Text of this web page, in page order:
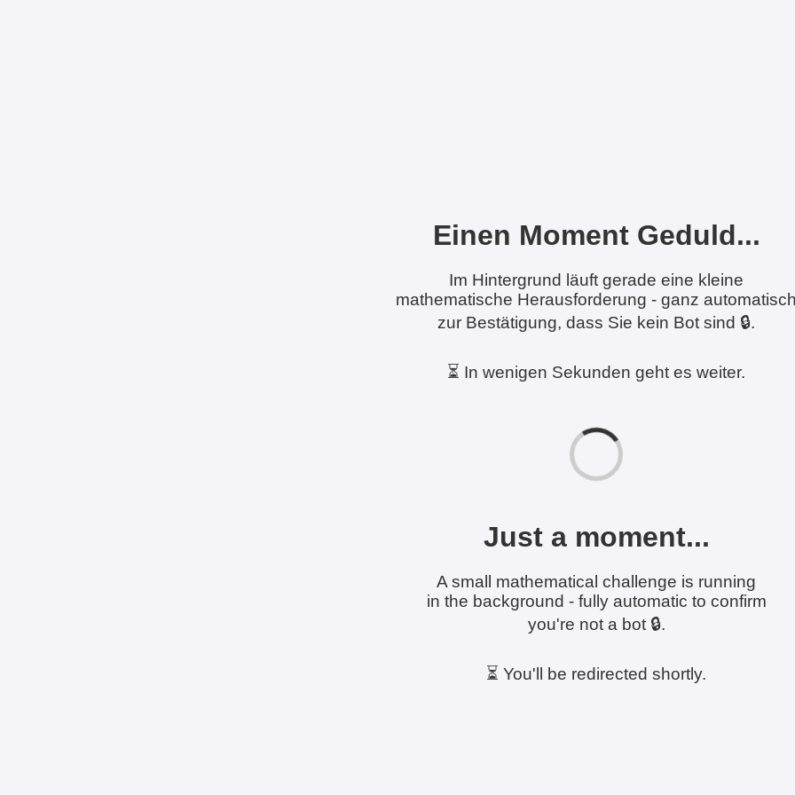
Einen Moment Geduld...
Im Hintergrund läuft gerade eine kleine
mathematische Herausforderung - ganz
zur Bestätigung, dass Sie kein Bot sind 🔒.
⏳ In wenigen Sekunden geht es weiter.
Just a moment...
A small mathematical challenge is running
in the background - fully automatic to confirm
you're not a bot 🔒.
⏳ You'll be redirected shortly.